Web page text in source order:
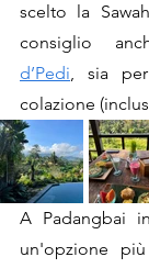
scelto la
consiglio
d’Pedi, sia
colazione
A Padangbai
un'opzione